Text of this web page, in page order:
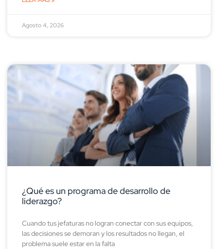
Agosto 4, 2026
¿Qué es un programa de desarrollo de
liderazgo?
Cuando tus jefaturas no logran conectar con sus equipos,
las decisiones se demoran y los resultados no llegan, el
problema suele estar en la falta